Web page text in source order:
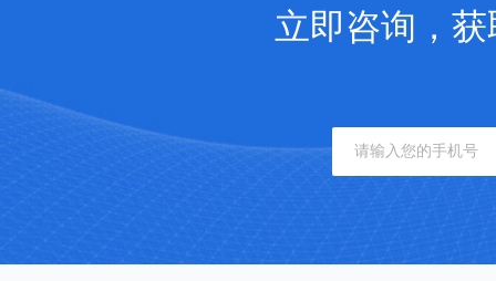
立即咨询，